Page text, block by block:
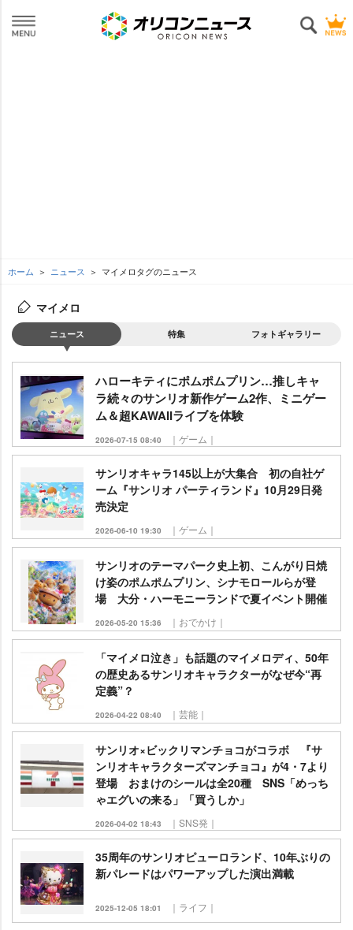
ホーム ニュース マイメロタグのニュース
マイメロ
ニュース 特集 フォトギャラリー
ハローキティにポムポムプリン…推しキャ
ラ続々のサンリオ新作ゲーム2作、ミニゲー
ム＆超KAWAIIライブを体験
2026-07-15 08:40 ｜ゲーム｜
サンリオキャラ145以上が大集合 初の自社ゲ
ーム『サンリオ パーティランド』10月29日発
売決定
2026-06-10 19:30 ｜ゲーム｜
サンリオのテーマパーク史上初、こんがり日焼
け姿のポムポムプリン、シナモロールらが登
場 大分・ハーモニーランドで夏イベント開催
2026-05-20 15:36 ｜おでかけ｜
「マイメロ泣き」も話題のマイメロディ、50年
の歴史あるサンリオキャラクターがなぜ今“再
定義”？
2026-04-22 08:40 ｜芸能｜
サンリオ×ビックリマンチョコがコラボ 『サ
ンリオキャラクターズマンチョコ』が4・7より
登場 おまけのシールは全20種 SNS「めっち
ゃエグいの来る」「買うしか」
2026-04-02 18:43 ｜SNS発｜
35周年のサンリオピューロランド、10年ぶりの
新パレードはパワーアップした演出満載
2025-12-05 18:01 ｜ライフ｜